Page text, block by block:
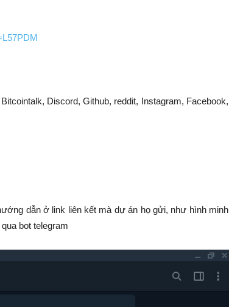
Discord, Github, reddit, Instagram, Facebook,
dẫn ở link liên kết mà dự án họ gửi, như hình minh
bot telegram